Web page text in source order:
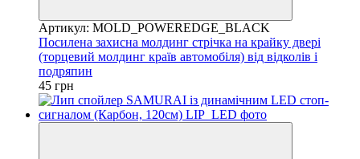
Артикул: MOLD_POWEREDGE_BLACK
Посилена захисна молдинг стрічка на крайку двері
(торцевий молдинг країв автомобіля) від відколів і
подряпин
45 грн